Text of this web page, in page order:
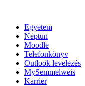
Egyetem
Neptun
Moodle
Telefonkönyv
Outlook levelezés
MySemmelweis
Karrier